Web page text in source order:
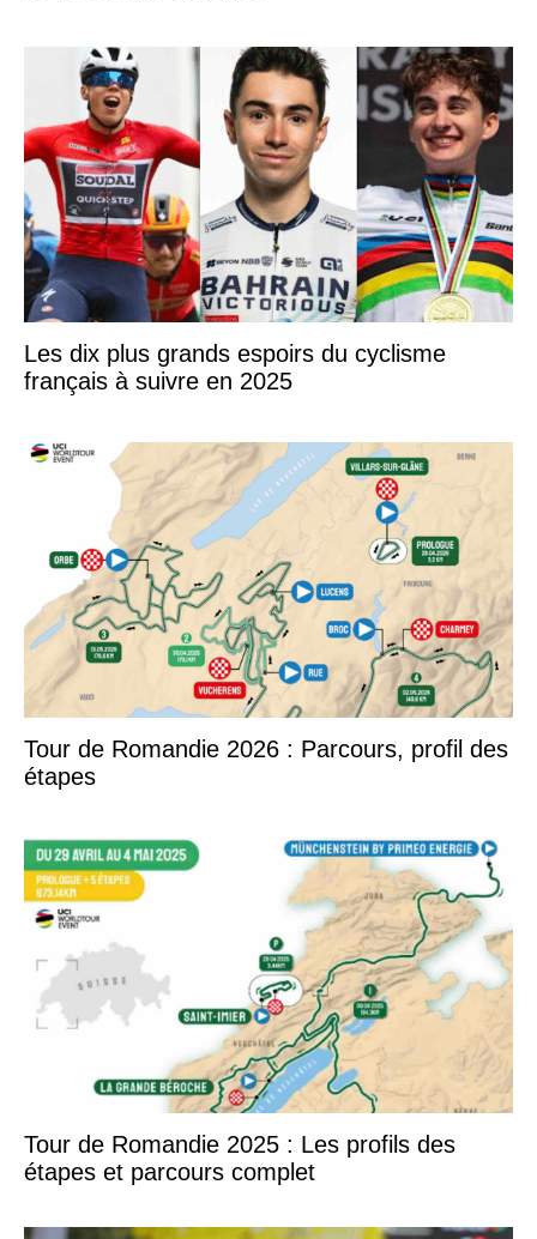
Les dix plus grands espoirs du cyclisme
français à suivre en 2025
Tour de Romandie 2026 : Parcours, profil des
étapes
Tour de Romandie 2025 : Les profils des
étapes et parcours complet